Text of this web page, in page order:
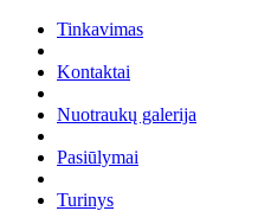
Tinkavimas
Kontaktai
Nuotraukų galerija
Pasiūlymai
Turinys